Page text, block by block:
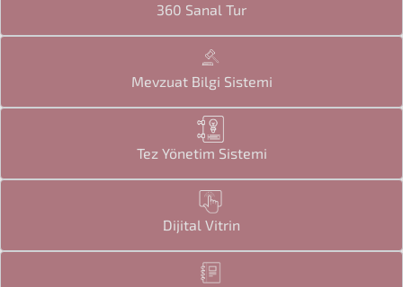
360 Sanal Tur
Mevzuat Bilgi Sistemi
Tez Yönetim Sistemi
Dijital Vitrin